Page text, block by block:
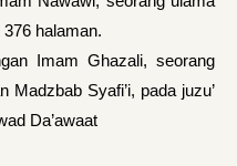
376 halaman.
Imam Ghazali, seorang
Madzbab Syafi’i, pada juzu’
Da’awaat